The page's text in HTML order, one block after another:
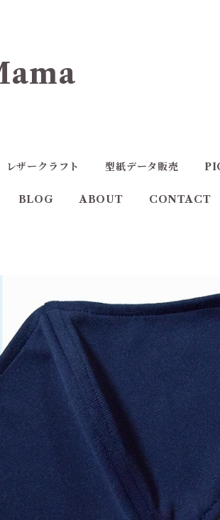
レザークラフト 型紙データ販売
BLOG ABOUT CONTACT